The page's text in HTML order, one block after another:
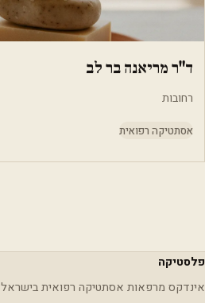
ד"ר מריאנה בר לב
רחובות
אסתטיקה רפואית
פלסטיקה
אינדקס מרפאות אסתטיקה רפואית בישראל